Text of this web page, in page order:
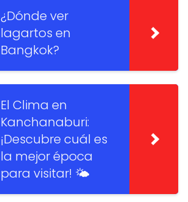
¿Dónde ver
lagartos en
Bangkok?
El Clima en
Kanchanaburi:
¡Descubre cuál es
la mejor época
para visitar! 🌤️